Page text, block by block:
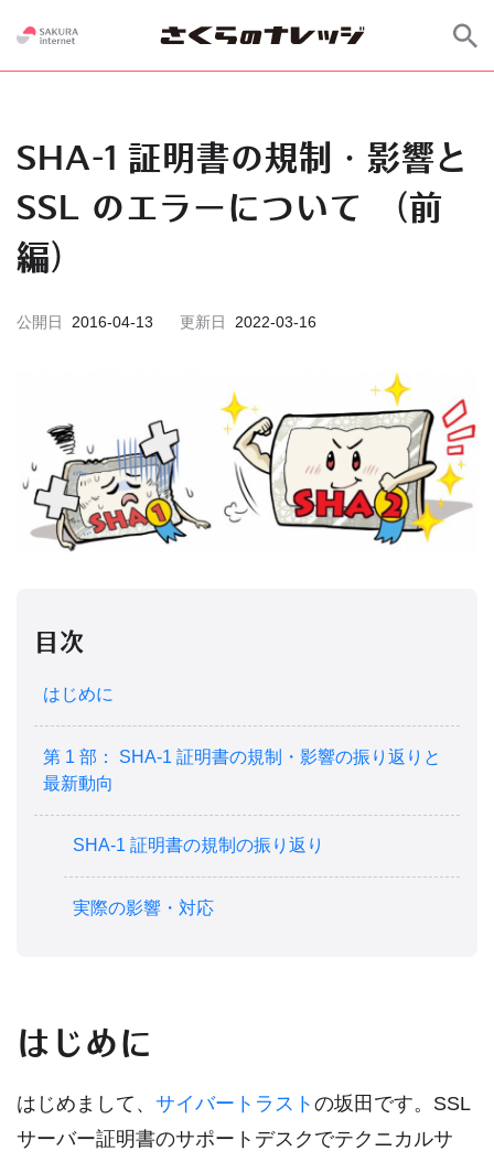
SHA-1 証明書の規制・影響と
SSL のエラーについて （前
編）
公開日 2016-04-13 更新日 2022-03-16
目次
はじめに
第 1 部： SHA-1 証明書の規制・影響の振り返りと
最新動向
SHA-1 証明書の規制の振り返り
実際の影響・対応
はじめに
はじめまして、 サイバートラスト の坂田です。SSL
サーバー証明書のサポートデスクでテクニカルサ